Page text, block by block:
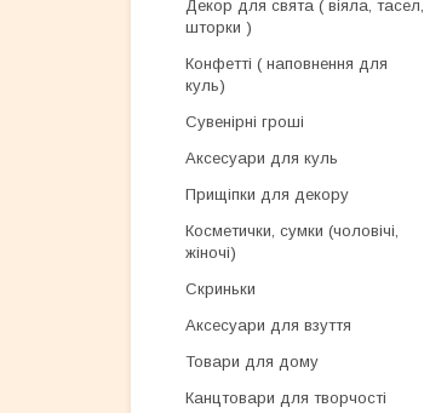
Декор для свята ( віяла, тасел,
шторки )
Конфетті ( наповнення для
куль)
Сувенірні гроші
Аксесуари для куль
Прищіпки для декору
Косметички, сумки (чоловічі,
жіночі)
Скриньки
Аксесуари для взуття
Товари для дому
Канцтовари для творчості